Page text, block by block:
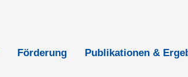
Förderung Publikationen &